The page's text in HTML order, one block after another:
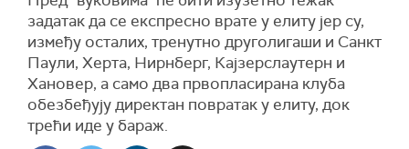
задатак да се експресно врате у елиту јер су,
између осталих, тренутно друголигаши и Санкт
Паули, Херта, Нирнберг, Кајзерслаутерн и
Хановер, а само два првопласирана клуба
обезбеђују директан повратак у елиту, док
трећи иде у бараж.